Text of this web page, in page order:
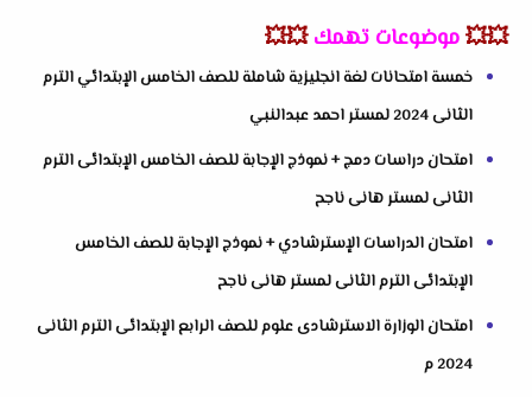
💥💥موضوعات تهمك 💥💥
خمسة امتحانات لغة انجليزية شاملة للصف الخامس الإبتدائي الترم
الثانى 2024 لمستر احمد عبدالنبي
امتحان دراسات دمج + نموذج الإجابة للصف الخامس الإبتدائى الترم
الثانى لمستر هانى ناجح
امتحان الدراسات الإسترشادي + نموذج الإجابة للصف الخامس
الإبتدائى الترم الثانى لمستر هانى ناجح
امتحان الوزارة الاسترشادى علوم للصف الرابع الإبتدائى الترم الثانى
2024 م